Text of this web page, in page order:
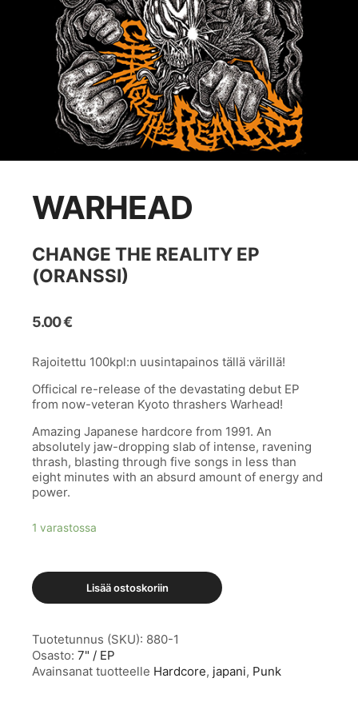
WARHEAD
CHANGE THE REALITY EP
(ORANSSI)
5.00€
Rajoitettu 100kpl:n uusintapainos tällä värillä!
Officical re-release of the devastating debut EP
from now-veteran Kyoto thrashers Warhead!
Amazing Japanese hardcore from 1991. An
absolutely jaw-dropping slab of intense, ravening
thrash, blasting through five songs in less than
eight minutes with an absurd amount of energy and
power.
1 varastossa
Lisää ostoskoriin
Tuotetunnus (SKU): 880-1
Osasto: 7" / EP
Avainsanat tuotteelle Hardcore, japani, Punk